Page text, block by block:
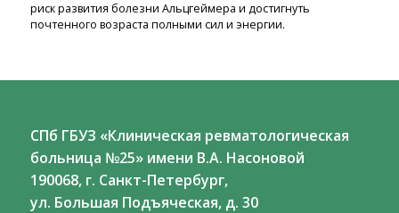
риск развития болезни Альцгеймера и достигнуть
почтенного возраста полными сил и энергии.
СПб ГБУЗ «Клиническая ревматологическая
больница №25» имени В.А. Насоновой
190068, г. Санкт-Петербург,
ул. Большая Подъяческая, д. 30